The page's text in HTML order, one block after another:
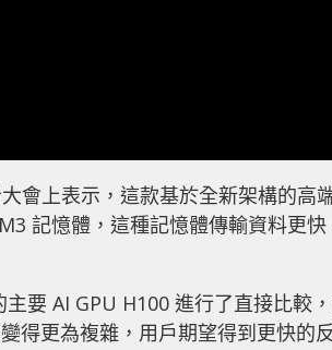
會上表示，這款基於全新架構的高
記憶體，這種記憶體傳輸資料更
要 AI GPU H100 進行了直接比較
得更為複雜，用戶期望得到更快的